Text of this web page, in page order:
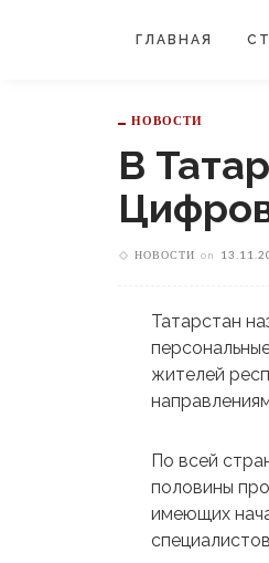
ГЛАВНАЯ
НОВОСТИ
В
НОВОСТИ on
Татарстан
жителей
По всей
половины
имеющих